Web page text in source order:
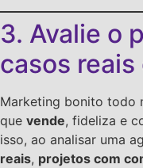
3. Avalie o
casos
Marketing bonito todo
que vende, fideliza e
isso, ao analisar uma
reais, projetos com